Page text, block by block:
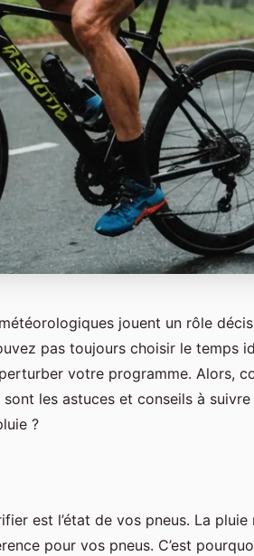
jouent un rôle
pas toujours choisir le temps
votre programme. Alors,
les astuces et conseils à
?
est l’état de vos pneus. La pluie
pour vos pneus. C’est